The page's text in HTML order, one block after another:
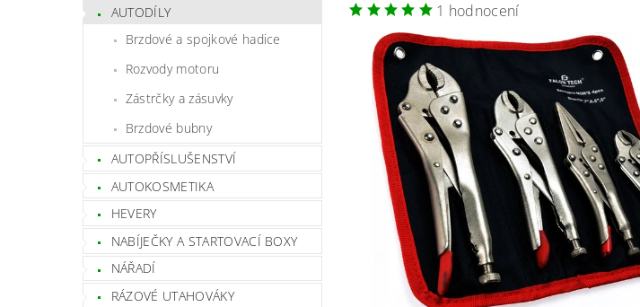
AUTODÍLY
Brzdové a spojkové hadice
Rozvody motoru
Zástrčky a zásuvky
Brzdové bubny
AUTOPŘÍSLUŠENSTVÍ
AUTOKOSMETIKA
HEVERY
NABÍJEČKY A STARTOVACÍ BOXY
NÁŘADÍ
RÁZOVÉ UTAHOVÁKY
1 hodnocení